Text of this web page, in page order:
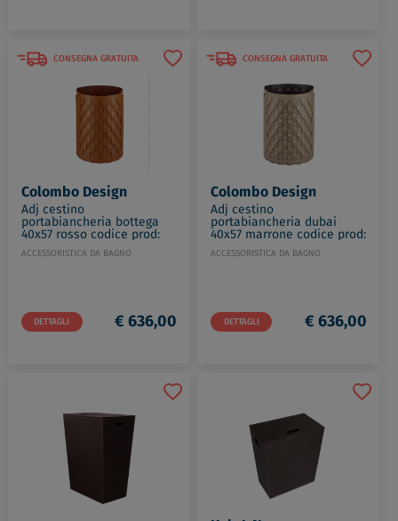
CONSEGNA GRATUITA
Colombo Design
Adj cestino
portabiancheria bottega
40x57 rosso codice prod:
BADJ1057-0930
ACCESSORISTICA DA BAGNO
DETTAGLI € 636,00
CONSEGNA GRATUITA
Colombo Design
Adj cestino
portabiancheria dubai
40x57 marrone codice prod:
BADJ2057-0406
ACCESSORISTICA DA BAGNO
DETTAGLI € 636,00